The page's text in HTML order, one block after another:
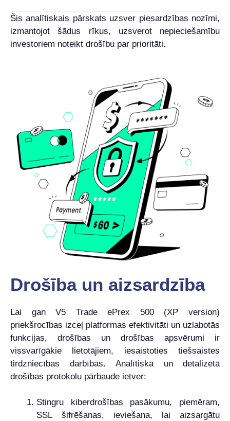
Šis analītiskais pārskats uzsver piesardzības nozīmi,
izmantojot šādus rīkus, uzsverot nepieciešamību
investoriem noteikt drošību par prioritāti.
Drošība un aizsardzība
Lai gan V5 Trade ePrex 500 (XP version)
priekšrocības izceļ platformas efektivitāti un uzlabotās
funkcijas, drošības un drošības apsvērumi ir
vissvarīgākie lietotājiem, iesaistoties tiešsaistes
tirdzniecības darbībās. Analītiskā un detalizētā
drošības protokolu pārbaude ietver:
Stingru kiberdrošības pasākumu, piemēram,
SSL šifrēšanas, ieviešana, lai aizsargātu